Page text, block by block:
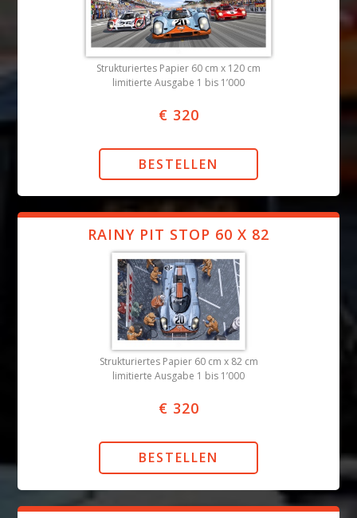
Strukturiertes Papier 60 cm x 120 cm
limitierte Ausgabe 1 bis 1’000
€ 320
RAINY PIT STOP 60 X 82
Strukturiertes Papier 60 cm x 82 cm
limitierte Ausgabe 1 bis 1’000
€ 320